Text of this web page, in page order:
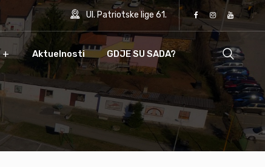
Ul. Patriotske lige 61.
Aktuelnosti GDJE SU SADA?